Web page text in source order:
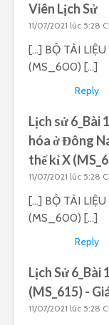
Viên Lịch Sử
11/07/2021 lúc 5:28
[…] BỘ TÀI LIỆU
(MS_600) […]
Reply
Lịch sử 6_Bài
hóa ở Đông
thế kỉ X
11/07/2021 lúc 5:28
[…] BỘ TÀI LIỆU
(MS_600) […]
Reply
Lịch Sử 6_Bài
(MS_615) -
11/07/2021 lúc 5:28